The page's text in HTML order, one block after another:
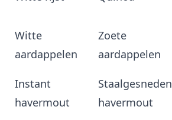
Witte
aardappelen
Zoete
aardappelen
Instant
havermout
Staalgesneden
havermout